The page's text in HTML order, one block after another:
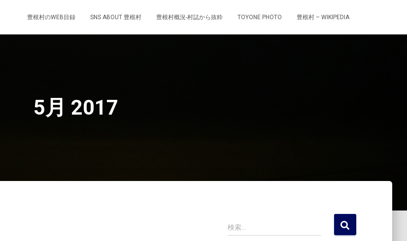
豊根村のWEB目録 SNS ABOUT 豊根村 豊根村概況-村誌から抜粋 TOYONE PHOTO 豊根村 – WIKIPEDIA
5月 2017
検
索
検索…